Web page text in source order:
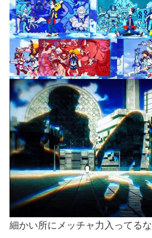
細かい所にメッチャ力入ってるな